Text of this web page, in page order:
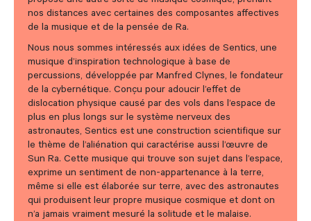
nos distances avec certaines des composantes affectives
de la musique et de la pensée de Ra.
Nous nous sommes intéressés aux idées de Sentics, une
musique d’inspiration technologique à base de
percussions, développée par Manfred Clynes, le fondateur
de la cybernétique. Conçu pour adoucir l’effet de
dislocation physique causé par des vols dans l’espace de
plus en plus longs sur le système nerveux des
astronautes, Sentics est une construction scientifique sur
le thème de l’aliénation qui caractérise aussi l’œuvre de
Sun Ra. Cette musique qui trouve son sujet dans l’espace,
exprime un sentiment de non-appartenance à la terre,
même si elle est élaborée sur terre, avec des astronautes
qui produisent leur propre musique cosmique et dont on
n’a jamais vraiment mesuré la solitude et le malaise.